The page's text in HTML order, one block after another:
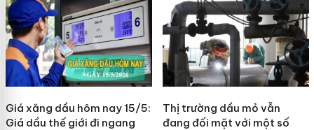
Giá xăng dầu hôm nay 15/5:
Giá dầu thế giới đi ngang
Thị trường dầu mỏ vẫn
đang đối mặt với một số